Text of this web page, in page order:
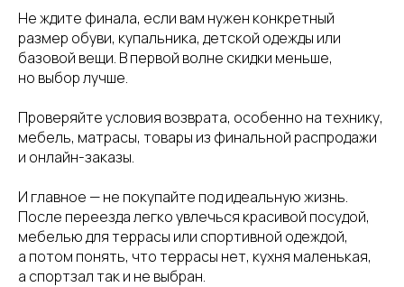
Не ждите финала, если вам нужен конкретный
размер обуви, купальника, детской одежды или
базовой вещи. В первой волне скидки меньше,
но выбор лучше.
Проверяйте условия возврата, особенно на технику,
мебель, матрасы, товары из финальной распродажи
и онлайн-заказы.
И главное — не покупайте под идеальную жизнь.
После переезда легко увлечься красивой посудой,
мебелью для террасы или спортивной одеждой,
а потом понять, что террасы нет, кухня маленькая,
а спортзал так и не выбран.